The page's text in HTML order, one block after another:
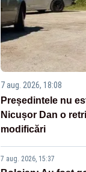
7 aug. 2026, 18:08
Președintele nu
Nicușor Dan o
modificări
7 aug. 2026, 15:37